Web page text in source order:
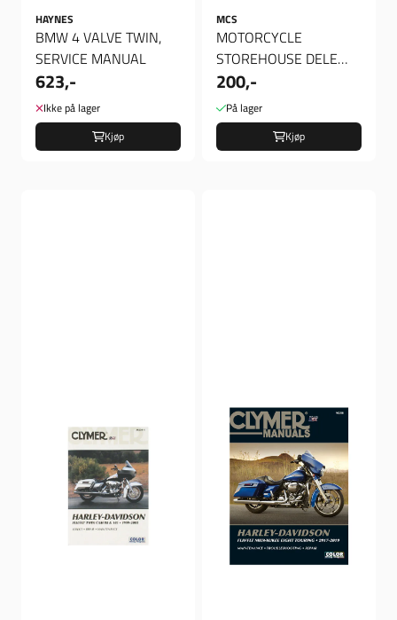
HAYNES
BMW 4 VALVE TWIN,
SERVICE MANUAL
623,-
Ikke på lager
Kjøp
MCS
MOTORCYCLE
STOREHOUSE DELE
KATALOG
200,-
På lager
Kjøp